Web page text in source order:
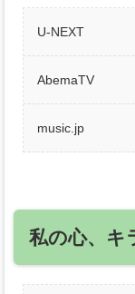
U-NEXT
AbemaTV
music.jp
私の心、キ